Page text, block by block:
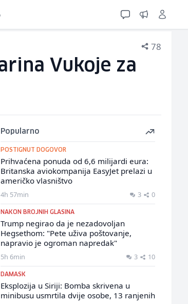
78
Vukoje za
Popularno
POSTIGNUT DOGOVOR
Prihvaćena ponuda od 6,6 milijardi eura:
Britanska aviokompanija EasyJet prelazi u
američko vlasništvo
4h 57min 3 0
NAKON BROJNIH GLASINA
Trump negirao da je nezadovoljan
Hegsethom: "Pete uživa poštovanje,
napravio je ogroman napredak"
5h 6min 3 10
DAMASK
Eksplozija u Siriji: Bomba skrivena u
minibusu usmrtila dvije osobe, 13 ranjenih